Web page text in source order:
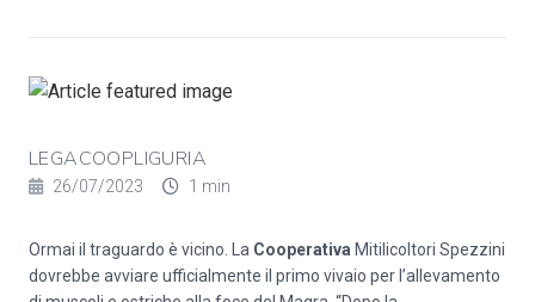
LEGACOOPLIGURIA
26/07/2023 1 min
Ormai il traguardo è vicino. La Cooperativa Mitilicoltori Spezzini
dovrebbe avviare ufficialmente il primo vivaio per l’allevamento